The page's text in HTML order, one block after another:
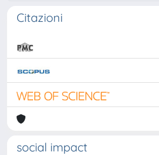
Citazioni
social impact